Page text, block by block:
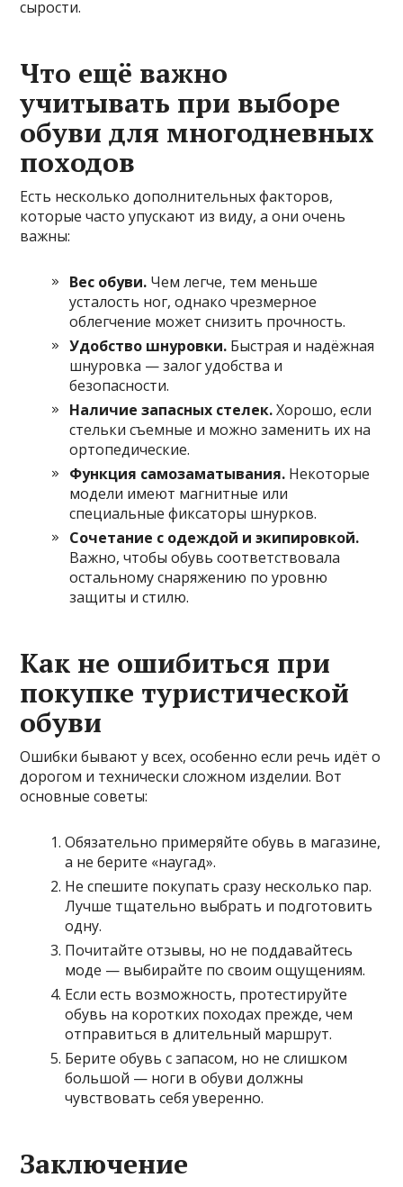
сырости.
Что ещё важно
учитывать при выборе
обуви для многодневных
походов
Есть несколько дополнительных факторов,
которые часто упускают из виду, а они очень
важны:
Вес обуви. Чем легче, тем меньше
усталость ног, однако чрезмерное
облегчение может снизить прочность.
Удобство шнуровки. Быстрая и надёжная
шнуровка — залог удобства и
безопасности.
Наличие запасных стелек.Хорошо, если
стельки съемные и можно заменить их на
ортопедические.
Функция самозаматывания. Некоторые
модели имеют магнитные или
специальные фиксаторы шнурков.
Сочетание с одеждой и экипировкой.
Важно, чтобы обувь соответствовала
остальному снаряжению по уровню
защиты и стилю.
Как не ошибиться при
покупке туристической
обуви
Ошибки бывают у всех, особенно если речь идёт о
дорогом и технически сложном изделии. Вот
основные советы:
Обязательно примеряйте обувь в магазине,
а не берите «наугад».
Не спешите покупать сразу несколько пар.
Лучше тщательно выбрать и подготовить
одну.
Почитайте отзывы, но не поддавайтесь
моде — выбирайте по своим ощущениям.
Если есть возможность, протестируйте
обувь на коротких походах прежде, чем
отправиться в длительный маршрут.
Берите обувь с запасом, но не слишком
большой — ноги в обуви должны
чувствовать себя уверенно.
Заключение